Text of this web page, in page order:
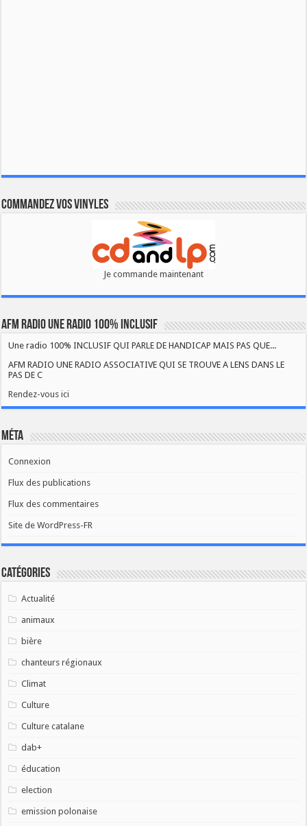
Commandez vos vinyles
Je commande maintenant
AFM RADIO UNE RADIO 100% INCLUSIF
Une radio 100% INCLUSIF QUI PARLE DE HANDICAP MAIS PAS QUE...
AFM RADIO UNE RADIO ASSOCIATIVE QUI SE TROUVE A LENS DANS LE
PAS DE C
Rendez-vous ici
Méta
Connexion
Flux des publications
Flux des commentaires
Site de WordPress-FR
Catégories
Actualité
animaux
bière
chanteurs régionaux
Climat
Culture
Culture catalane
dab+
éducation
election
emission polonaise